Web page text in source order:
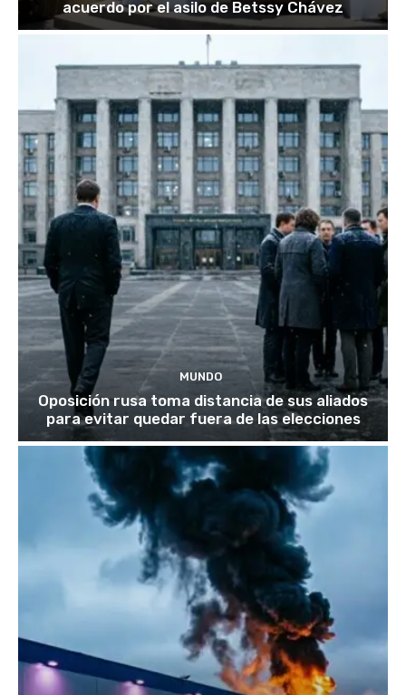
acuerdo por el asilo de Betssy Chávez
MUNDO
Oposición rusa toma distancia de sus aliados
para evitar quedar fuera de las elecciones